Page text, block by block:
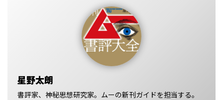
星野太朗
書評家、神秘思想研究家。ムーの新刊ガイドを担当する。